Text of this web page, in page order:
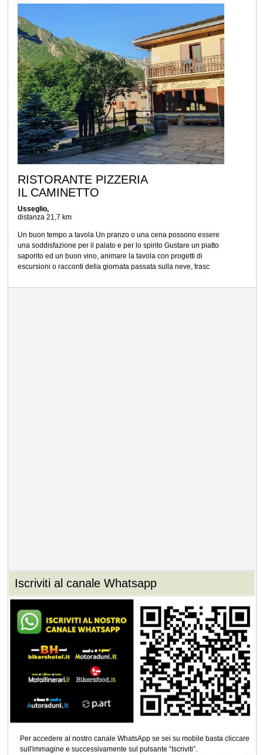
RISTORANTE PIZZERIA
IL CAMINETTO
Usseglio,
distanza 21,7 km
Un buon tempo a tavola Un pranzo o una cena possono essere
una soddisfazione per il palato e per lo spirito Gustare un piatto
saporito ed un buon vino, animare la tavola con progetti di
escursioni o racconti della giornata passata sulla neve, trasc
Iscriviti al canale Whatsapp
Per accedere al nostro canale WhatsApp se sei su mobile basta cliccare
sull'immagine e successivamente sul pulsante “Iscriviti”.